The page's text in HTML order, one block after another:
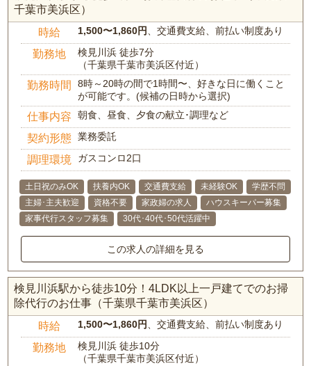
千葉市美浜区）
時給 1,500〜1,860円 、交通費支給、前払い制度あり
勤務地
検見川浜 徒歩7分
（千葉県千葉市美浜区付近）
勤務時間
8時～20時の間で1時間〜、好きな日に働くこと
が可能です。(候補の日時から選択)
仕事内容 朝食、昼食、夕食の献立･調理など
契約形態 業務委託
調理環境 ガスコンロ2口
土日祝のみOK 扶養内OK 交通費支給 未経験OK
学歴不問
主婦･主夫歓迎
資格不要 家政婦の求人
ハウスキーパー募集
家事代行スタッフ募集
30代･40代･50代活躍中
この求人の詳細を見る
検見川浜駅から徒歩10分！4LDK以上一戸建てでのお掃
除代行のお仕事（千葉県千葉市美浜区）
時給 1,500〜1,860円 、交通費支給、前払い制度あり
勤務地
検見川浜 徒歩10分
（千葉県千葉市美浜区付近）